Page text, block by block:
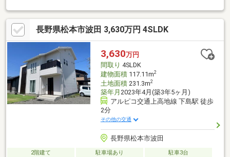
長野県松本市波田 3,630万円 4SLDK
3,630万円
間取り 4SLDK
建物面積117.11m2
土地面積231.3m2
築年月 2023年4月(築3年5ヶ月)
アルピコ交通上高地線 下島駅 徒歩
2分
その他の交通
長野県松本市波田
2階建て 駐車場あり
駐車3台